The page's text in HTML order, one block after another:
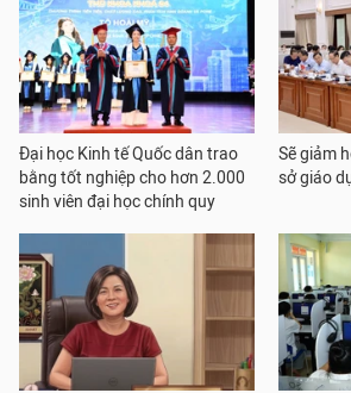
Đại học Kinh tế Quốc dân trao
bằng tốt nghiệp cho hơn 2.000
sinh viên đại học chính quy
Sẽ giảm
sở giáo